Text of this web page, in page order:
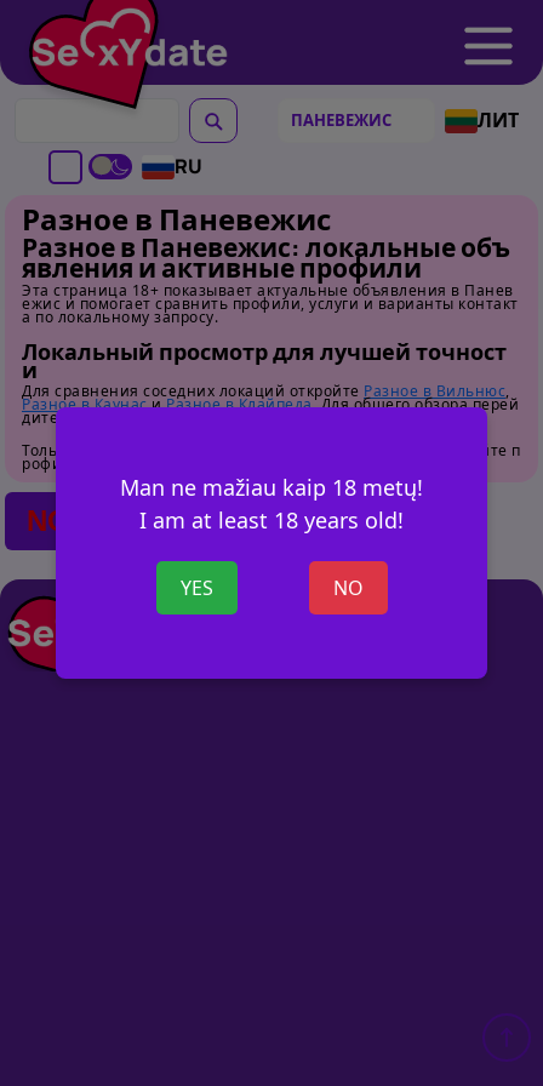
ЛИТ
RU
Man ne mažiau kaip 18 metų!
I am at least 18 years old!
YES NO
Разное в Паневежис
Разное в Паневежис: локальные объ
явления и активные профили
Эта страница 18+ показывает актуальные объявления в Панев
ежис и помогает сравнить профили, услуги и варианты контакт
а по локальному запросу.
Локальный просмотр для лучшей точност
и
Для сравнения соседних локаций откройте Разное в Вильнюс,
Разное в КаунасиРазное в Клайпеда. Для общего обзора перей
дите на
Только для взрослых. Перед контактом внимательно изучайте п
рофили.
NO POSTS FOUND
+ ОБЪЯВ